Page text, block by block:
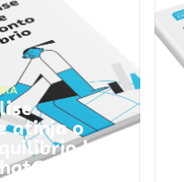
atinja o
|